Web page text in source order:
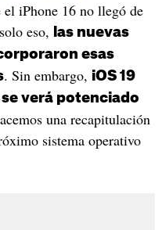
iPhone 16 no llegó de
eso,
las nuevas
esas
. Sin embargo, iOS 19
verá potenciado
una recapitulación
sistema operativo